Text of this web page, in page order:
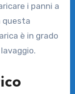
i panni a
questa
è in grado